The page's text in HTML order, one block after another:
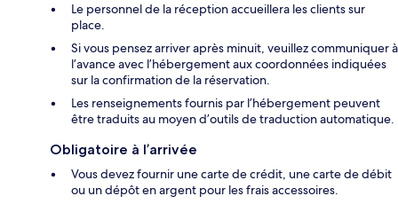
Le personnel de la réception accueillera les clients sur
place.
Si vous pensez arriver après minuit, veuillez communiquer à
l’avance avec l’hébergement aux coordonnées indiquées
sur la confirmation de la réservation.
Les renseignements fournis par l’hébergement peuvent
être traduits au moyen d’outils de traduction automatique.
Obligatoire à l’arrivée
Vous devez fournir une carte de crédit, une carte de débit
ou un dépôt en argent pour les frais accessoires.